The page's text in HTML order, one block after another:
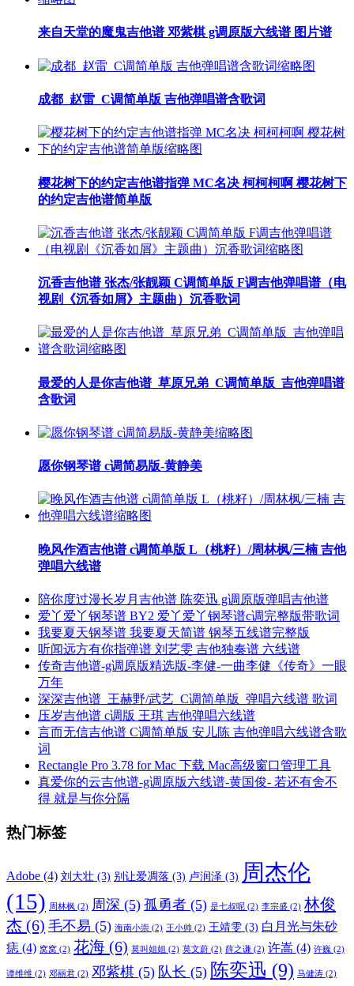
来自天堂的魔鬼吉他谱 邓紫棋 g调原版六线谱 图片谱
成都_赵雷_C调简单版 吉他弹唱谱含歌词
樱花树下的约定吉他谱指弹 MC名决 柯柯柯啊 樱花树下
的约定吉他谱简单版
沉香吉他谱 张杰/张靓颖 C调简单版 F调吉他弹唱谱（电
视剧《沉香如屑》主题曲）沉香歌词
最爱的人是你吉他谱_草原兄弟_C调简单版_吉他弹唱谱
含歌词
愿你钢琴谱 c调简易版-黄静美
晚风作酒吉他谱 c调简单版 L（桃籽）/周林枫/三楠 吉他
弹唱六线谱
陪你度过漫长岁月吉他谱 陈奕迅 g调原版弹唱吉他谱
爱丫爱丫钢琴谱 BY2 爱丫爱丫钢琴谱c调完整版带歌词
我要夏天钢琴谱 我要夏天简谱 钢琴五线谱完整版
听闻远方有你指弹谱 刘艺雯 吉他独奏谱 六线谱
传奇吉他谱-g调原版精选版-李健-一曲李健《传奇》一眼
万年
深深吉他谱_王赫野/武艺_C调简单版_弹唱六线谱 歌词
压岁吉他谱 c调版 王琪 吉他弹唱六线谱
言而无信吉他谱 C调简单版 安儿陈 吉他弹唱六线谱含歌
词
Rectangle Pro 3.78 for Mac 下载 Mac高级窗口管理工具
真爱你的云吉他谱-g调原版六线谱-黄国俊- 若还有舍不
得 就是与你分隔
热门标签
Adobe (4) 刘大壮 (3) 别让爱凋落 (3) 卢润泽 (3) 周杰伦
(15) 周林枫 (2) 周深 (5) 孤勇者 (5) 是七叔呢 (2) 李宗盛 (2) 林俊
杰 (6) 毛不易 (5) 海南小崇 (2) 王小帅 (2) 王靖雯 (3) 白月光与朱砂
痣 (4) 窝窝 (2) 花海 (6) 莫叫姐姐 (2) 莫文蔚 (2) 薛之谦 (2) 许嵩 (4) 许巍 (2)
谭维维 (2) 邓丽君 (2) 邓紫棋 (5) 队长 (5) 陈奕迅 (9) 马健涛 (2)